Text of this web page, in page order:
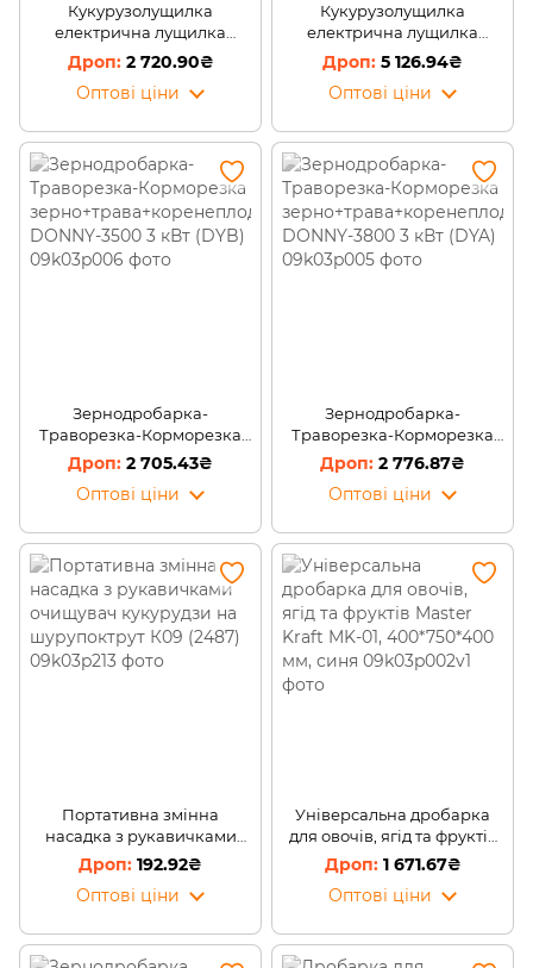
Кукурузолущилка
електрична лущилка
кукурудзи MASTER KRAFT
DY-001 (1,8 кВт, 250 кг/год)
2 720.90₴
Оптові ціни
Кукурузолущилка
електрична лущилка
кукурудзи Donny DY-005
5 126.94₴
Оптові ціни
Зернодробарка-
Траворезка-Корморезка
зерно+трава+коренеплоди
DONNY-3500 3 кВт (DYB)
2 705.43₴
Оптові ціни
Зернодробарка-
Траворезка-Корморезка
зерно+трава+коренеплоди
DONNY-3800 3 кВт (DYA)
2 776.87₴
Оптові ціни
Портативна змінна
насадка з рукавичками
очищувач кукурудзи на
шурупоктрут К09 (2487)
192.92₴
Оптові ціни
Універсальна дробарка
для овочів, ягід та фруктів
Master Kraft MK-01,
400*750*400 мм, синя
1 671.67₴
Оптові ціни